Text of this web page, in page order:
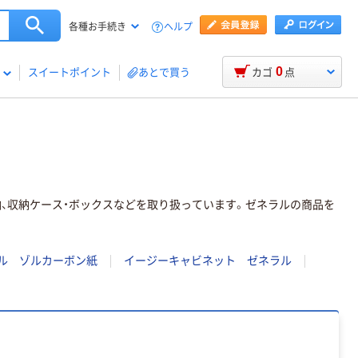
各種お手続き ヘルプ
スイートポイント あとで買う カゴ 0 点
納ケース・ボックスなどを取り扱っています。ゼネラルの商品を
ゾルカーボン紙
イージーキャビネット ゼネラル